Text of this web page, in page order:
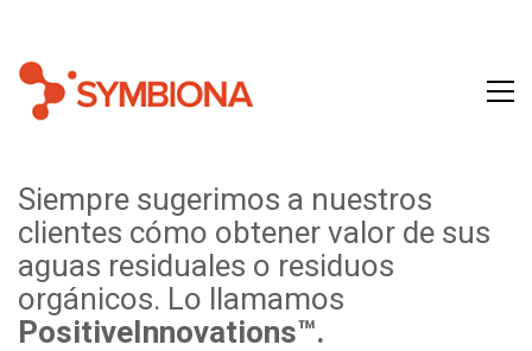
Siempre sugerimos a nuestros
clientes cómo obtener valor de sus
aguas residuales o residuos
orgánicos. Lo llamamos
PositiveInnovations™.